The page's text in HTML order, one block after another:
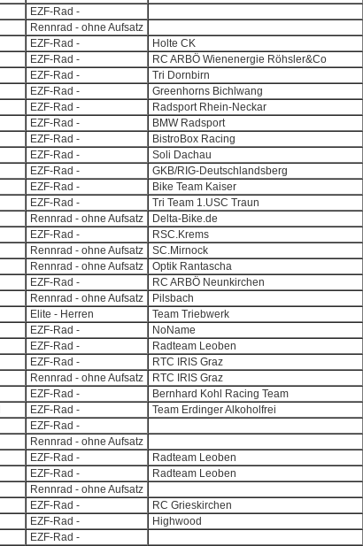
EZF-Rad -
Rennrad - ohne Aufsatz
EZF-Rad -
Holte CK
EZF-Rad -
RC ARBÖ Wienenergie Röhsler&Co
EZF-Rad -
Tri Dornbirn
EZF-Rad -
Greenhorns Bichlwang
EZF-Rad -
Radsport Rhein-Neckar
EZF-Rad -
BMW Radsport
EZF-Rad -
BistroBox Racing
EZF-Rad -
Soli Dachau
EZF-Rad -
GKB/RIG-Deutschlandsberg
EZF-Rad -
Bike Team Kaiser
EZF-Rad -
Tri Team 1.USC Traun
Rennrad - ohne Aufsatz
Delta-Bike.de
EZF-Rad -
RSC.Krems
Rennrad - ohne Aufsatz
SC.Mirnock
Rennrad - ohne Aufsatz
Optik Rantascha
EZF-Rad -
RC ARBÖ Neunkirchen
Rennrad - ohne Aufsatz
Pilsbach
Elite - Herren
Team Triebwerk
EZF-Rad -
NoName
EZF-Rad -
Radteam Leoben
EZF-Rad -
RTC IRIS Graz
Rennrad - ohne Aufsatz
RTC IRIS Graz
EZF-Rad -
Bernhard Kohl Racing Team
EZF-Rad -
Team Erdinger Alkoholfrei
EZF-Rad -
Rennrad - ohne Aufsatz
EZF-Rad -
Radteam Leoben
EZF-Rad -
Radteam Leoben
Rennrad - ohne Aufsatz
EZF-Rad -
RC Grieskirchen
EZF-Rad -
Highwood
EZF-Rad -